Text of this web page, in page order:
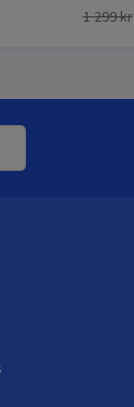
1 299 kr